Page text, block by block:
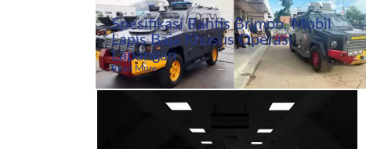
Spesifikasi Rantis Brimob, Mobil
Lapis Baja Khusus Operasi
Lapangan
Read More ...